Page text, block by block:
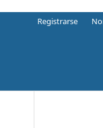
Registrarse